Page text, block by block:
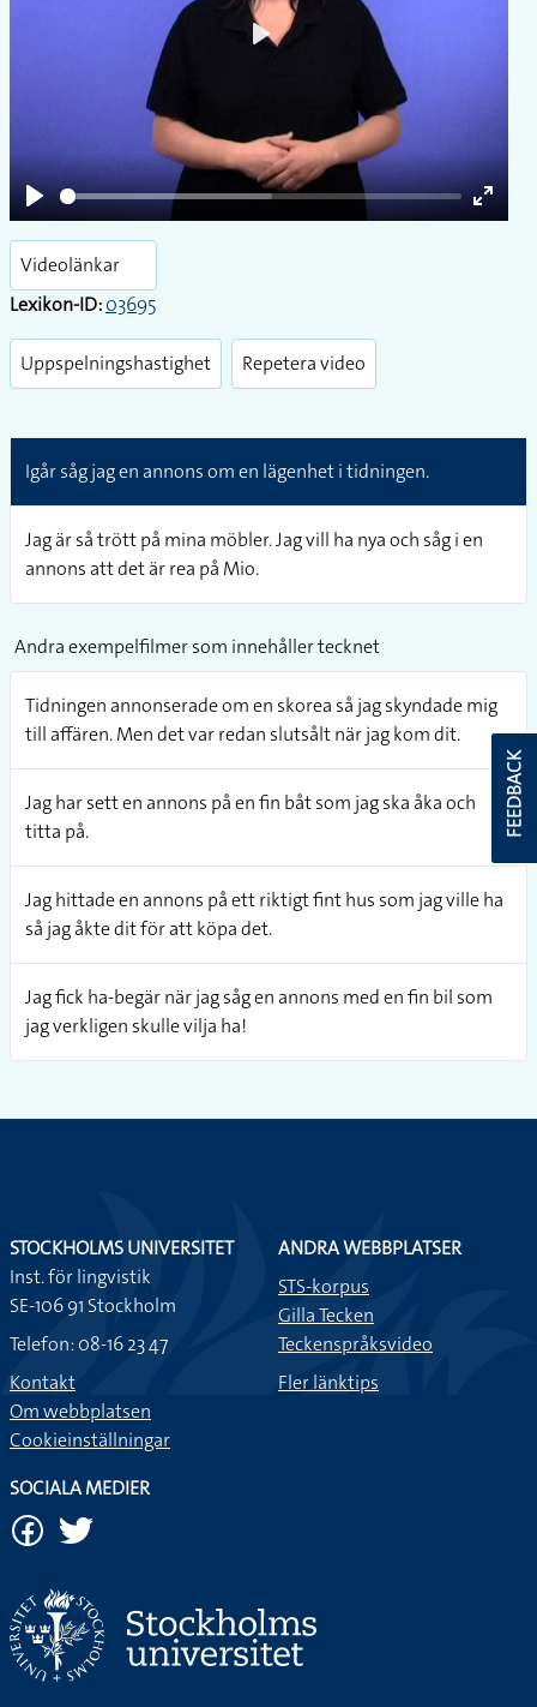
Play
Enter
Videolänkar
Lexikon-ID:03695
Uppspelningshastighet Repetera video
Igår såg jag en annons om en lägenhet i tidningen.
Jag är så trött på mina möbler. Jag vill ha nya och såg i en
annons att det är rea på Mio.
Andra exempelfilmer som innehåller tecknet
Tidningen annonserade om en skorea så jag skyndade mig
till affären. Men det var redan slutsålt när jag kom dit.
Jag har sett en annons på en fin båt som jag ska åka och
titta på.
Jag hittade en annons på ett riktigt fint hus som jag ville ha
så jag åkte dit för att köpa det.
Jag fick ha-begär när jag såg en annons med en fin bil som
jag verkligen skulle vilja ha!
FEEDBACK
STOCKHOLMS UNIVERSITET
Inst. för lingvistik
SE-106 91 Stockholm
Telefon: 08-16 23 47
Kontakt
Om webbplatsen
Cookieinställningar
ANDRA WEBBPLATSER
STS-korpus
Gilla Tecken
Teckenspråksvideo
Fler länktips
SOCIALA MEDIER